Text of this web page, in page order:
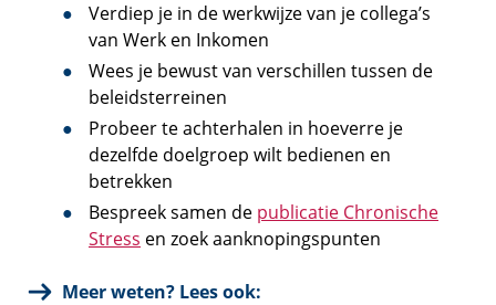
Verdiep je in de werkwijze van je collega’s
van Werk en Inkomen
Wees je bewust van verschillen tussen de
beleidsterreinen
Probeer te achterhalen in hoeverre je
dezelfde doelgroep wilt bedienen en
betrekken
Bespreek samen de publicatie Chronische
Stress en zoek aanknopingspunten
Meer weten? Lees ook: